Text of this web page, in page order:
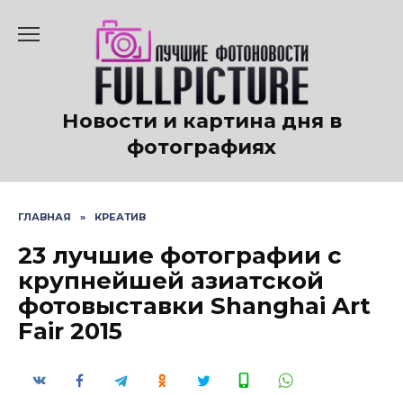
содержанию
Новости и картина дня в
фотографиях
ГЛАВНАЯ » КРЕАТИВ
23 лучшие фотографии с
крупнейшей азиатской
фотовыставки Shanghai Art
Fair 2015